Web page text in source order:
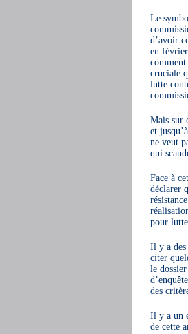
Le
d’avoir
en
cruciale
lutte
Mais sur
et
ne veut
qui
Face à
déclarer
pour
Il y a des
citer
le
des
Il y a un
de cette